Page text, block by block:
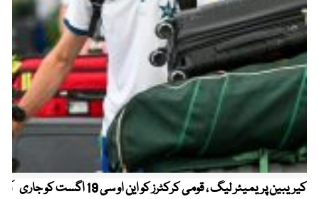
کیریبین پریمیئر لیگ ، قومی کرکٹرز کو این او سی 19 اگست کو جاری